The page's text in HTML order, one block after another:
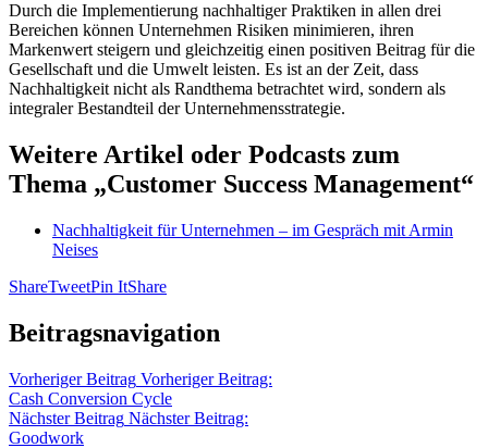
Durch die Implementierung nachhaltiger Praktiken in allen drei
Bereichen können Unternehmen Risiken minimieren, ihren
Markenwert steigern und gleichzeitig einen positiven Beitrag für die
Gesellschaft und die Umwelt leisten. Es ist an der Zeit, dass
Nachhaltigkeit nicht als Randthema betrachtet wird, sondern als
integraler Bestandteil der Unternehmensstrategie.
Weitere Artikel oder Podcasts zum
Thema „Customer Success Management“
Nachhaltigkeit für Unternehmen – im Gespräch mit Armin
Neises
ShareTweetPin ItShare
Beitragsnavigation
Vorheriger Beitrag Vorheriger Beitrag:
Cash Conversion Cycle
Nächster Beitrag Nächster Beitrag:
Goodwork